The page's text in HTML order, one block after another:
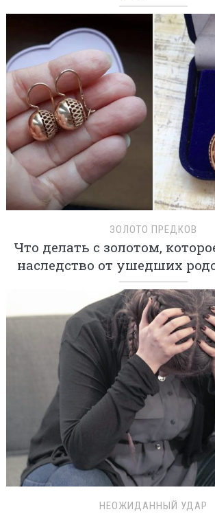
ЗОЛОТО ПРЕДКОВ
Что делать с золотом,
наследство от ушедших
НЕОЖИДАННЫЙ УДАР